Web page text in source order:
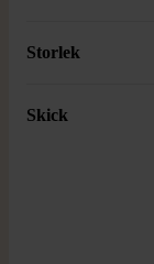
Storlek
Skick